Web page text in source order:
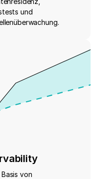
und
von